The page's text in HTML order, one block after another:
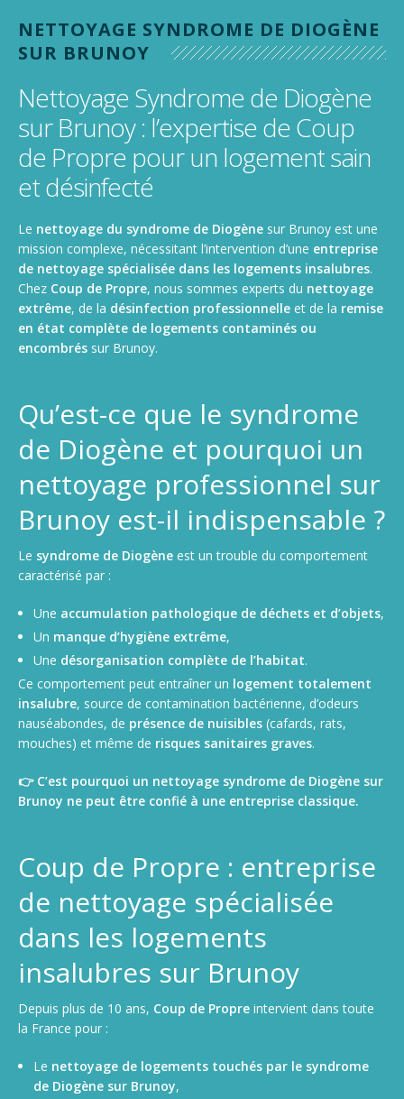
Nettoyage de camions, poids lourds et utilitaires
NETTOYAGE SYNDROME DE DIOGÈNE
SUR BRUNOY
Nettoyage Syndrome de Diogène
sur Brunoy : l’expertise de Coup
de Propre pour un logement sain
et désinfecté
Le nettoyage du syndrome de Diogène sur Brunoy est une
mission complexe, nécessitant l’intervention d’une entreprise
de nettoyage spécialisée dans les logements insalubres.
Chez Coup de Propre, nous sommes experts du nettoyage
extrême, de la désinfection professionnelle et de la remise
en état complète de logements contaminés ou
encombrés sur Brunoy.
Qu’est-ce que le syndrome
de Diogène et pourquoi un
nettoyage professionnel sur
Brunoy est-il indispensable ?
Le syndrome de Diogène est un trouble du comportement
caractérisé par :
Une accumulation pathologique de déchets et d’objets,
Un manque d’hygiène extrême,
Une désorganisation complète de l’habitat.
Ce comportement peut entraîner un logement totalement
insalubre, source de contamination bactérienne, d’odeurs
nauséabondes, de présence de nuisibles (cafards, rats,
mouches) et même de risques sanitaires graves.
👉 C’est pourquoi un nettoyage syndrome de Diogène sur
Brunoy ne peut être confié à une entreprise classique.
Coup de Propre : entreprise
de nettoyage spécialisée
dans les logements
insalubres sur Brunoy
Depuis plus de 10 ans, Coup de Propre intervient dans toute
la France pour :
Le nettoyage de logements touchés par le syndrome
de Diogène sur Brunoy,